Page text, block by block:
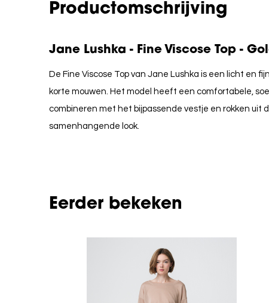
Productomschrijving
Jane Lushka - Fine Viscose Top -
De Fine Viscose Top van Jane Lushka is een licht en
korte mouwen. Het model heeft een comfortabele,
combineren met het bijpassende vestje en rokken uit
samenhangende look.
Eerder bekeken